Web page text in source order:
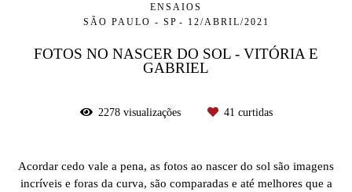
ENSAIOS
SÃO PAULO - SP
12/ABRIL/2021
FOTOS NO NASCER DO SOL - VITÓRIA E
GABRIEL
2278visualizações 41 curtidas
Acordar cedo vale a pena, as fotos ao nascer do sol são imagens
incríveis e foras da curva, são comparadas e até melhores que a